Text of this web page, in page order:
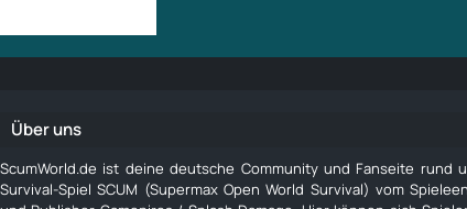
Über uns
ScumWorld.de ist deine deutsche Community und Fanseite rund
Survival-Spiel SCUM (Supermax Open World Survival) vom